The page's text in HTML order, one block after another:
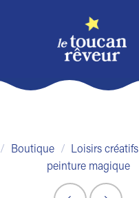
/ Boutique / Loisirs créatifs
peinture magique